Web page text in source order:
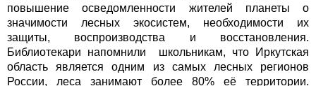
повышение осведомленности жителей планеты о
значимости лесных экосистем, необходимости их
защиты, воспроизводства и восстановления.
Библиотекари напомнили школьникам, что Иркутская
область является одним из самых лесных регионов
России, леса занимают более 80% её территории.